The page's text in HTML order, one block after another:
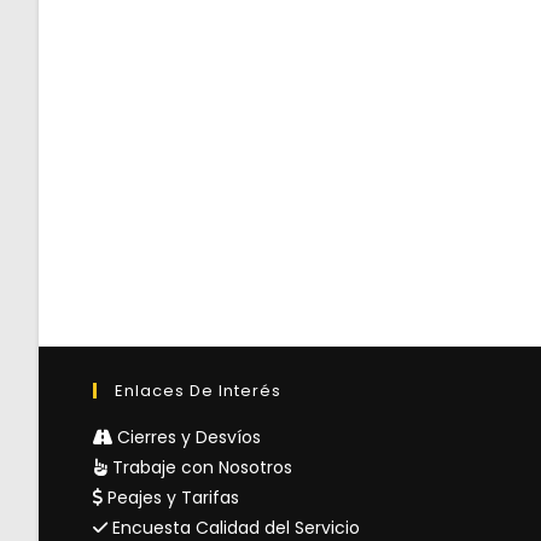
Enlaces De Interés
Cierres y Desvíos
Trabaje con Nosotros
Peajes y Tarifas
Encuesta Calidad del Servicio